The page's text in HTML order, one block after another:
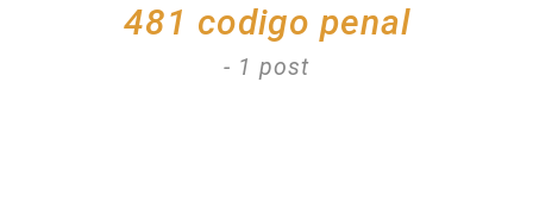
481 codigo penal
- 1 post